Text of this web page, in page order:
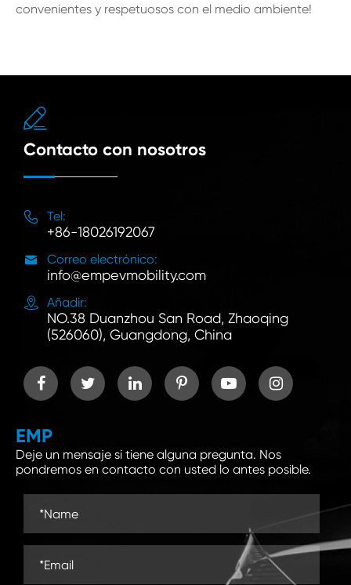
convenientes y respetuosos con el medio ambiente!

Contacto con nosotros
 Tel:
+86-18026192067

Correo electrónico:
info@empevmobility.com
 Añadir:
NO.38 Duanzhou San Road, Zhaoqing
(526060), Guangdong, China
EMP
Deje un mensaje si tiene alguna pregunta. Nos
pondremos en contacto con usted lo antes posible.